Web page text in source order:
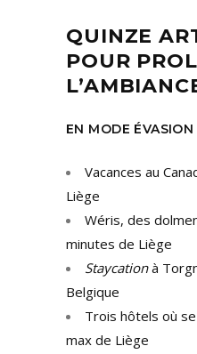
QUINZE
POUR
EN MODE ÉVASION
Vacances au
Liège
Wéris, des
minutes de Liège
Staycationà
Belgique
Trois hôtels où
max de Liège